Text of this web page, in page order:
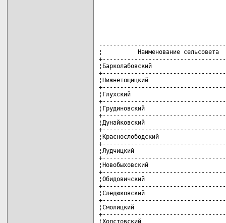
¦          Наименование
¦Барколабовский
¦Нижнетощицкий
¦Глухский
¦Грудиновский
¦Дунайковский
¦Краснослободский
¦Лудчицкий
¦Новобыховский
¦Обидовичский
¦Следюковский
¦Смолицкий
¦Холстовский